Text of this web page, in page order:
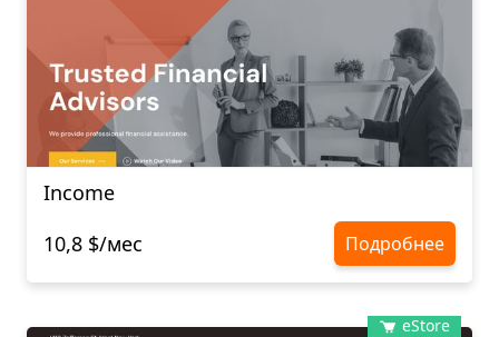
Income
10,8 $/мес
Подробнее
eStore